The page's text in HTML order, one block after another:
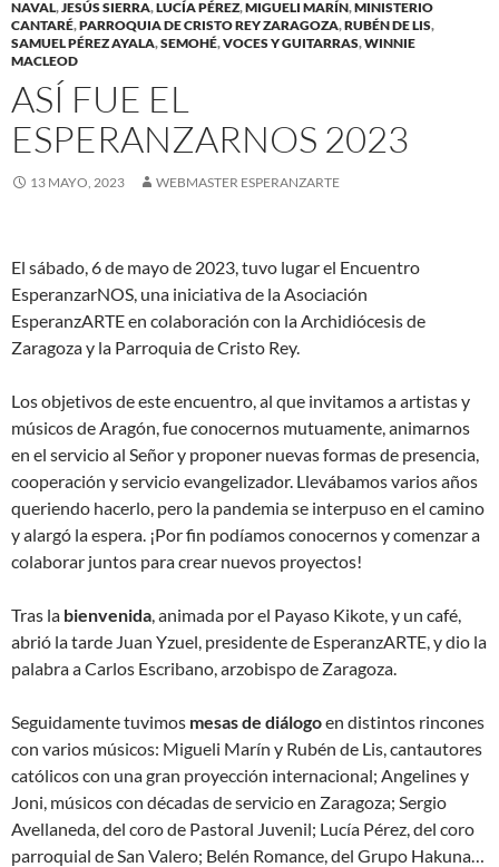
NAVAL,JESÚS SIERRA,LUCÍA PÉREZ,MIGUELI MARÍN,MINISTERIO
CANTARÉ,PARROQUIA DE CRISTO REY ZARAGOZA,RUBÉN DE LIS,
SAMUEL PÉREZ AYALA,SEMOHÉ,VOCES Y GUITARRAS,WINNIE
MACLEOD
ASÍ FUE EL
ESPERANZARNOS 2023
13 MAYO, 2023 WEBMASTER ESPERANZARTE
El sábado, 6 de mayo de 2023, tuvo lugar el Encuentro
EsperanzarNOS, una iniciativa de la Asociación
EsperanzARTE en colaboración con la Archidiócesis de
Zaragoza y la Parroquia de Cristo Rey.
Los objetivos de este encuentro, al que invitamos a artistas y
músicos de Aragón, fue conocernos mutuamente, animarnos
en el servicio al Señor y proponer nuevas formas de presencia,
cooperación y servicio evangelizador. Llevábamos varios años
queriendo hacerlo, pero la pandemia se interpuso en el camino
y alargó la espera. ¡Por fin podíamos conocernos y comenzar a
colaborar juntos para crear nuevos proyectos!
Tras la bienvenida, animada por el Payaso Kikote, y un café,
abrió la tarde Juan Yzuel, presidente de EsperanzARTE, y dio la
palabra a Carlos Escribano, arzobispo de Zaragoza.
Seguidamente tuvimos mesas de diálogoen distintos rincones
con varios músicos: Migueli Marín y Rubén de Lis, cantautores
católicos con una gran proyección internacional; Angelines y
Joni, músicos con décadas de servicio en Zaragoza; Sergio
Avellaneda, del coro de Pastoral Juvenil; Lucía Pérez, del coro
parroquial de San Valero; Belén Romance, del Grupo Hakuna…